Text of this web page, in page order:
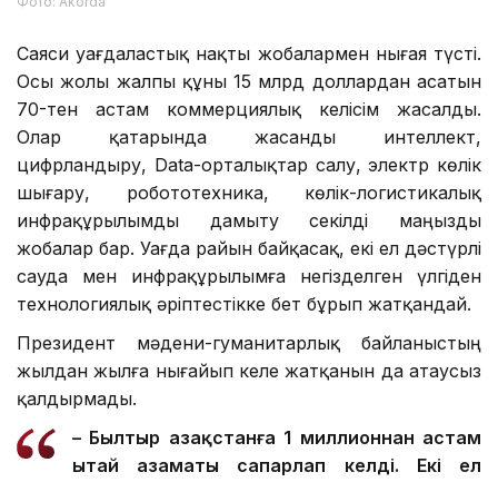
Саяси уағдаластық нақты жобалармен нығая түсті.
Осы жолы жалпы құны 15 млрд доллардан асатын
70-тен астам коммерциялық келісім жасалды.
Олар қатарында жасанды интеллект,
цифрландыру, Data-орталықтар салу, электр көлік
шығару, робототехника, көлік-логистикалық
инфрақұрылымды дамыту секілді маңызды
жобалар бар. Уағда райын байқасақ, екі ел дәстүрлі
сауда мен инфрақұрылымға негізделген үлгіден
технологиялық әріптестікке бет бұрып жатқандай.
Президент мәдени-гуманитарлық байланыстың
жылдан жылға нығайып келе жатқанын да атаусыз
қалдырмады.
– Былтыр Қазақстанға 1 миллионнан астам